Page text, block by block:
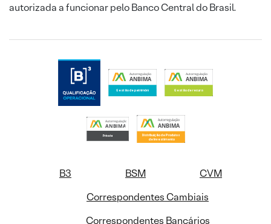
autorizada a funcionar pelo Banco Central do Brasil.
B3 BSM
CVM
Correspondentes Cambiais
Correspondentes Bancários